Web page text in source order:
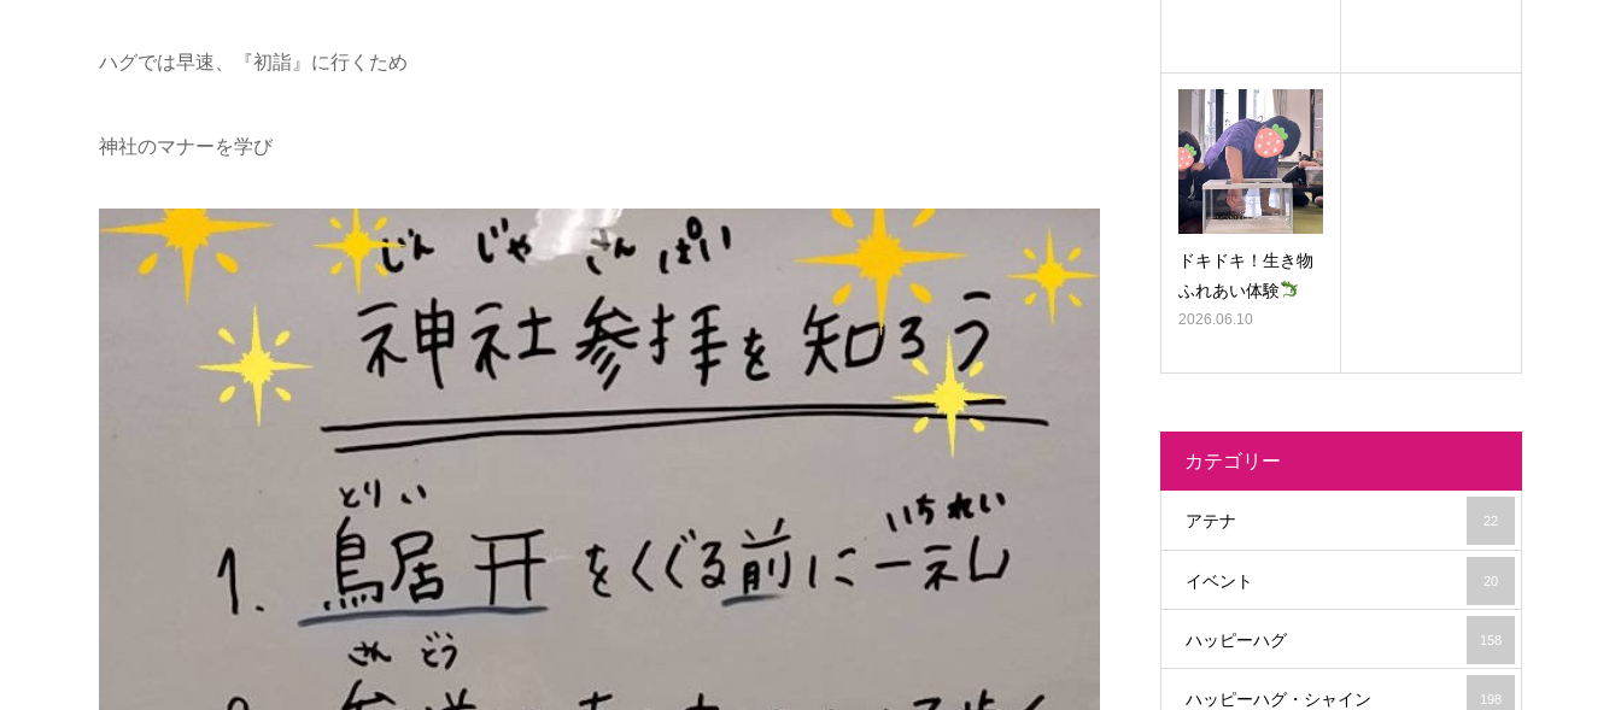
ハグでは早速、『初詣』に行くため
神社のマナーを学び
ドキドキ！生き物
ふれあい体験
2026.06.10
カテゴリー
アテナ 22
イベント 20
ハッピーハグ 158
ハッピーハグ・シャイン 198